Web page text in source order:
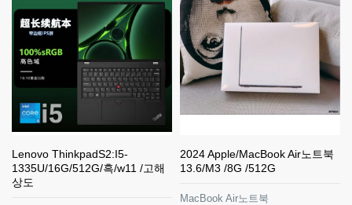
Lenovo ThinkpadS2:I5-
1335U/16G/512G/흑/w11 /고해
상도
2024 Apple/MacBook Air노트북
13.6/M3 /8G /512G
MacBook Air노트북